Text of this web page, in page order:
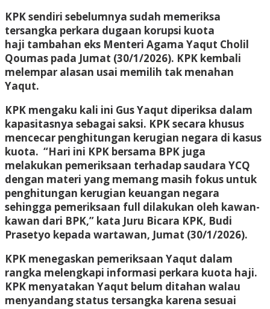
KPK sendiri sebelumnya sudah memeriksa
tersangka perkara dugaan korupsi kuota
haji tambahan eks Menteri Agama Yaqut Cholil
Qoumas pada Jumat (30/1/2026). KPK kembali
melempar alasan usai memilih tak menahan
Yaqut.
KPK mengaku kali ini Gus Yaqut diperiksa dalam
kapasitasnya sebagai saksi. KPK secara khusus
mencecar penghitungan kerugian negara di kasus
kuota. “Hari ini KPK bersama BPK juga
melakukan pemeriksaan terhadap saudara YCQ
dengan materi yang memang masih fokus untuk
penghitungan kerugian keuangan negara
sehingga pemeriksaan full dilakukan oleh kawan-
kawan dari BPK,” kata Juru Bicara KPK, Budi
Prasetyo kepada wartawan, Jumat (30/1/2026).
KPK menegaskan pemeriksaan Yaqut dalam
rangka melengkapi informasi perkara kuota haji.
KPK menyatakan Yaqut belum ditahan walau
menyandang status tersangka karena sesuai